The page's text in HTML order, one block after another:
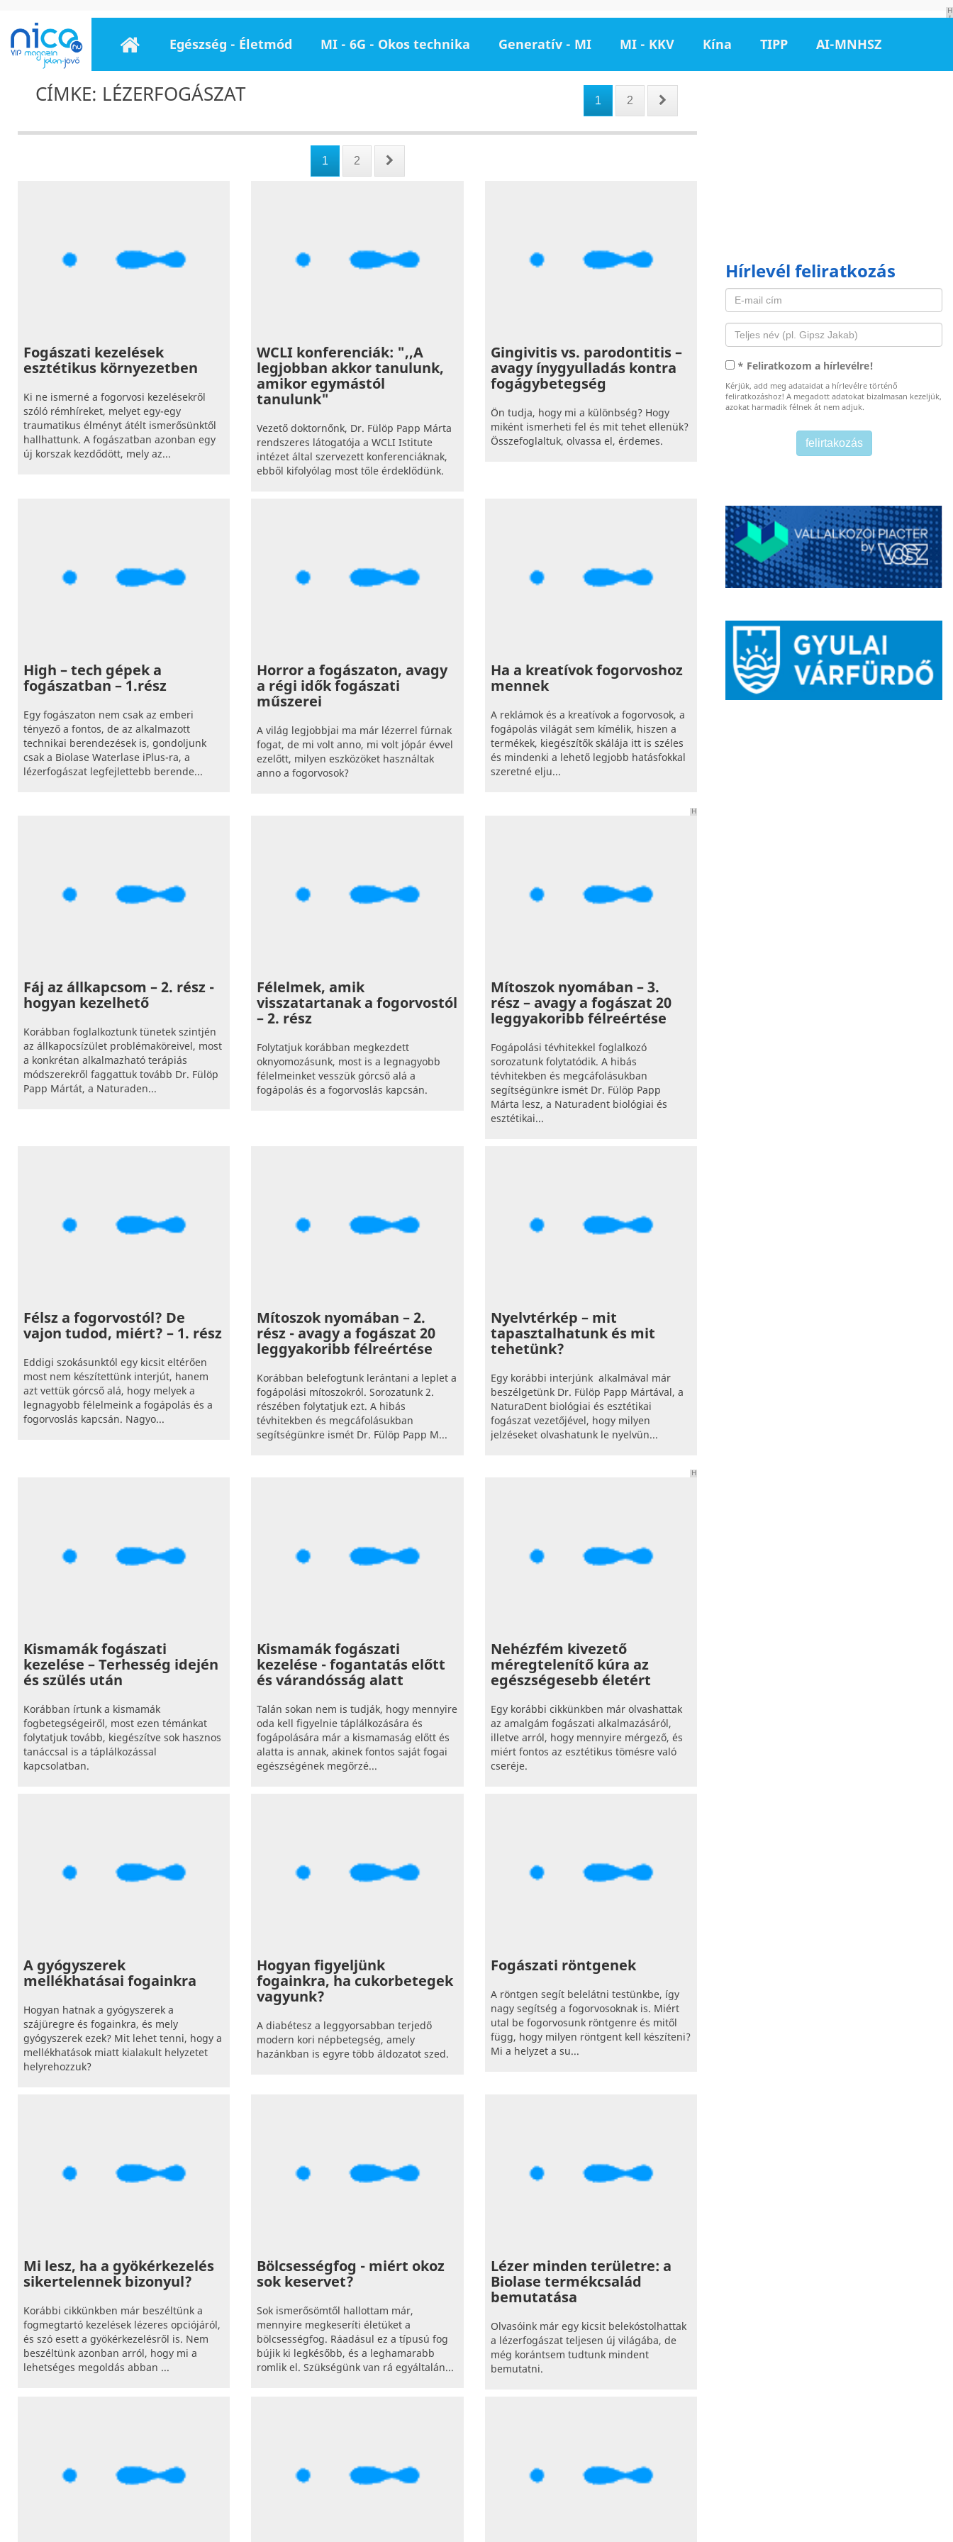
H
I
Egészség - Életmód MI - 6G - Okos technika Generatív - MI MI - KKV Kína TIPP AI-MNHSZ
CÍMKE: LÉZERFOGÁSZAT 1 2
1 2
Fogászati kezelések
esztétikus környezetben
Ki ne ismerné a fogorvosi kezelésekről
szóló rémhíreket, melyet egy-egy
traumatikus élményt átélt ismerősünktől
hallhattunk. A fogászatban azonban egy
új korszak kezdődött, mely az...
WCLI konferenciák: ",,A
legjobban akkor tanulunk,
amikor egymástól
tanulunk"
Vezető doktornőnk, Dr. Fülöp Papp Márta
rendszeres látogatója a WCLI Istitute
intézet által szervezett konferenciáknak,
ebből kifolyólag most tőle érdeklődünk.
Gingivitis vs. parodontitis –
avagy ínygyulladás kontra
fogágybetegség
Ön tudja, hogy mi a különbség? Hogy
miként ismerheti fel és mit tehet ellenük?
Összefoglaltuk, olvassa el, érdemes.
High – tech gépek a
fogászatban – 1.rész
Egy fogászaton nem csak az emberi
tényező a fontos, de az alkalmazott
technikai berendezések is, gondoljunk
csak a Biolase Waterlase iPlus-ra, a
lézerfogászat legfejlettebb berende...
Horror a fogászaton, avagy
a régi idők fogászati
műszerei
A világ legjobbjai ma már lézerrel fúrnak
fogat, de mi volt anno, mi volt jópár évvel
ezelőtt, milyen eszközöket használtak
anno a fogorvosok?
Ha a kreatívok fogorvoshoz
mennek
A reklámok és a kreatívok a fogorvosok, a
fogápolás világát sem kímélik, hiszen a
termékek, kiegészítők skálája itt is széles
és mindenki a lehető legjobb hatásfokkal
szeretné elju...
H
Fáj az állkapcsom – 2. rész -
hogyan kezelhető
Korábban foglalkoztunk tünetek szintjén
az állkapocsízület problémaköreivel, most
a konkrétan alkalmazható terápiás
módszerekről faggattuk tovább Dr. Fülöp
Papp Mártát, a Naturaden...
Félelmek, amik
visszatartanak a fogorvostól
– 2. rész
Folytatjuk korábban megkezdett
oknyomozásunk, most is a legnagyobb
félelmeinket vesszük górcső alá a
fogápolás és a fogorvoslás kapcsán.
Mítoszok nyomában – 3.
rész – avagy a fogászat 20
leggyakoribb félreértése
Fogápolási tévhitekkel foglalkozó
sorozatunk folytatódik. A hibás
tévhitekben és megcáfolásukban
segítségünkre ismét Dr. Fülöp Papp
Márta lesz, a Naturadent biológiai és
esztétikai...
Félsz a fogorvostól? De
vajon tudod, miért? – 1. rész
Eddigi szokásunktól egy kicsit eltérően
most nem készítettünk interjút, hanem
azt vettük górcső alá, hogy melyek a
legnagyobb félelmeink a fogápolás és a
fogorvoslás kapcsán. Nagyo...
Mítoszok nyomában – 2.
rész - avagy a fogászat 20
leggyakoribb félreértése
Korábban belefogtunk lerántani a leplet a
fogápolási mítoszokról. Sorozatunk 2.
részében folytatjuk ezt. A hibás
tévhitekben és megcáfolásukban
segítségünkre ismét Dr. Fülöp Papp M...
Nyelvtérkép – mit
tapasztalhatunk és mit
tehetünk?
Egy korábbi interjúnk alkalmával már
beszélgetünk Dr. Fülöp Papp Mártával, a
NaturaDent biológiai és esztétikai
fogászat vezetőjével, hogy milyen
jelzéseket olvashatunk le nyelvün...
H
Kismamák fogászati
kezelése – Terhesség idején
és szülés után
Korábban írtunk a kismamák
fogbetegségeiről, most ezen témánkat
folytatjuk tovább, kiegészítve sok hasznos
tanáccsal is a táplálkozással
kapcsolatban.
Kismamák fogászati
kezelése - fogantatás előtt
és várandósság alatt
Talán sokan nem is tudják, hogy mennyire
oda kell figyelnie táplálkozására és
fogápolására már a kismamaság előtt és
alatta is annak, akinek fontos saját fogai
egészségének megőrzé...
Nehézfém kivezető
méregtelenítő kúra az
egészségesebb életért
Egy korábbi cikkünkben már olvashattak
az amalgám fogászati alkalmazásáról,
illetve arról, hogy mennyire mérgező, és
miért fontos az esztétikus tömésre való
cseréje.
A gyógyszerek
mellékhatásai fogainkra
Hogyan hatnak a gyógyszerek a
szájüregre és fogainkra, és mely
gyógyszerek ezek? Mit lehet tenni, hogy a
mellékhatások miatt kialakult helyzetet
helyrehozzuk?
Hogyan figyeljünk
fogainkra, ha cukorbetegek
vagyunk?
A diabétesz a leggyorsabban terjedő
modern kori népbetegség, amely
hazánkban is egyre több áldozatot szed.
Fogászati röntgenek
A röntgen segít belelátni testünkbe, így
nagy segítség a fogorvosoknak is. Miért
utal be fogorvosunk röntgenre és mitől
függ, hogy milyen röntgent kell készíteni?
Mi a helyzet a su...
Mi lesz, ha a gyökérkezelés
sikertelennek bizonyul?
Korábbi cikkünkben már beszéltünk a
fogmegtartó kezelések lézeres opciójáról,
és szó esett a gyökérkezelésről is. Nem
beszéltünk azonban arról, hogy mi a
lehetséges megoldás abban ...
Bölcsességfog - miért okoz
sok keservet?
Sok ismerősömtől hallottam már,
mennyire megkeseríti életüket a
bölcsességfog. Ráadásul ez a típusú fog
bújik ki legkésőbb, és a leghamarabb
romlik el. Szükségünk van rá egyáltalán...
Lézer minden területre: a
Biolase termékcsalád
bemutatása
Olvasóink már egy kicsit belekóstolhattak
a lézerfogászat teljesen új világába, de
még korántsem tudtunk mindent
bemutatni.
Hírlevél feliratkozás
* Feliratkozom a hírlevélre!
Kérjük, add meg adataidat a hírlevélre történő
feliratkozáshoz! A megadott adatokat bizalmasan kezeljük,
azokat harmadik félnek át nem adjuk.